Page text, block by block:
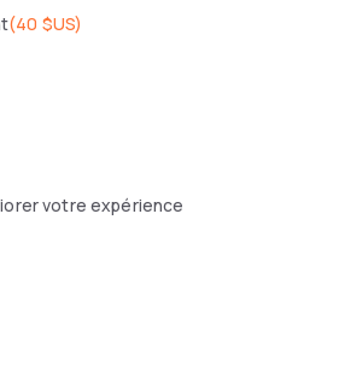
(40 $US)
votre expérience